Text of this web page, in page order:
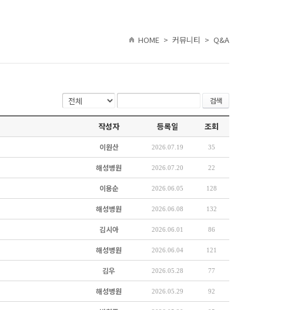
HOME > 커뮤니티 > Q&A
검색
작성자 등록일 조회
이원산 2026.07.19 35
해성병원 2026.07.20 22
이용순 2026.06.05 128
해성병원 2026.06.08 132
김시아 2026.06.01 86
해성병원 2026.06.04 121
김우 2026.05.28 77
해성병원 2026.05.29 92